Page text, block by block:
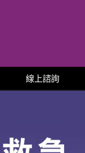
線上諮詢